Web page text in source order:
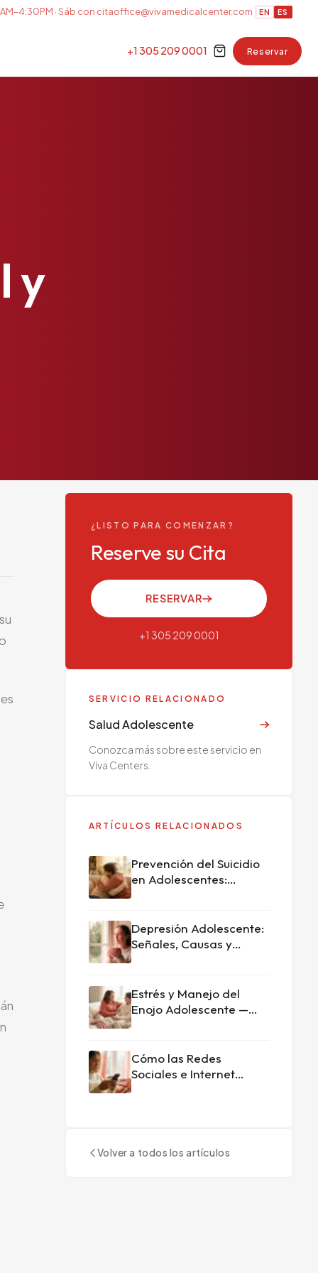
· Sáb con citaoffice@vivamedicalcenter.com EN ES
+1 305 209 0001 Reservar
y
¿LISTO PARA COMENZAR?
Reserve su Cita
RESERVAR
+1 305 209 0001
SERVICIO RELACIONADO
Salud Adolescente
Conozca más sobre este servicio en
Viva Centers.
ARTÍCULOS RELACIONADOS
Prevención del Suicidio
en Adolescentes:
Señales y Cómo Actuar
Depresión Adolescente:
Señales, Causas y
Tratamiento en Doral
Estrés y Manejo del
Enojo Adolescente —
Guía para Padres
Cómo las Redes
Sociales e Internet
Afectan la Salud Mental
Volver a todos los artículos